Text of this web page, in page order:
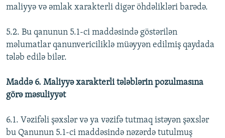
maliyyə və əmlak xarakterli digər öhdəlikləri barədə.
5.2. Bu qanunun 5.1-ci maddəsində göstərilən
məlumatlar qanunvericiliklə müəyyən edilmiş qaydada
tələb edilə bilər.
Maddə 6. Maliyyə xarakterli tələblərin pozulmasına
görə məsuliyyət
6.1. Vəzifəli şəxslər və ya vəzifə tutmaq istəyən şəxslər
bu Qanunun 5.1-ci maddəsində nəzərdə tutulmuş